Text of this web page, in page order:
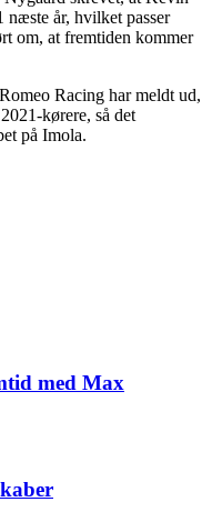
år, hvilket passer
om, at fremtiden kommer
Racing har meldt ud,
kørere, så det
på Imola.
med Max